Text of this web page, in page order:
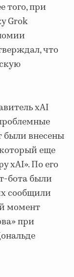
того, при
Grok
что
xAI
были внесены
еще
xAI». По его
бота были
сообщили
момент
при